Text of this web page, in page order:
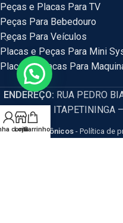
Peças e Placas Para TV
Peças Para Bebedouro
Peças Para Veículos
Placas e Peças Para Mini
Placas e Placas Para
ENDEREÇO: RUA PEDRO
ITAPETININGA
HM Eletrônicos - Política de
conta
LojaCarrinho